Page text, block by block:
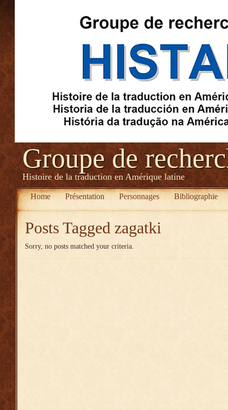
Groupe de
Histoire de la traduction en Amérique latine
Home Présentation Personnages Bibliographie
Posts Tagged zagatki
Sorry, no posts matched your criteria.